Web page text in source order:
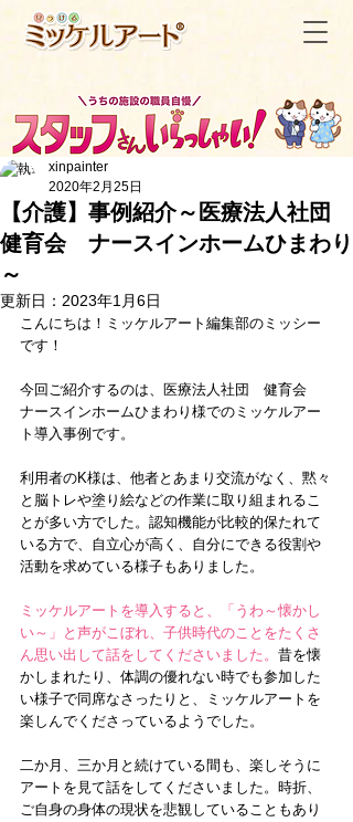
【介護】事例紹介～医療法人社団
健育会 ナースインホームひまわり
～
xinpainter
2020年2月25日
更新日： 2023年1月6日
こんにちは！ミッケルアート編集部のミッシー
です！
今回ご紹介するのは、医療法人社団　健育会
ナースインホームひまわり様でのミッケルアー
ト導入事例です。
利用者のK様は、他者とあまり交流がなく、黙々
と脳トレや塗り絵などの作業に取り組まれるこ
とが多い方でした。認知機能が比較的保たれて
いる方で、自立心が高く、自分にできる役割や
活動を求めている様子もありました。
ミッケルアートを導入すると、「うわ～懐かし
い～」と声がこぼれ、子供時代のことをたくさ
ん思い出して話をしてくださいました。 昔を懐
かしまれたり、体調の優れない時でも参加した
い様子で同席なさったりと、ミッケルアートを
楽しんでくださっているようでした。
二か月、三か月と続けている間も、楽しそうに
アートを見て話をしてくださいました。時折、
ご自身の身体の現状を悲観していることもあり